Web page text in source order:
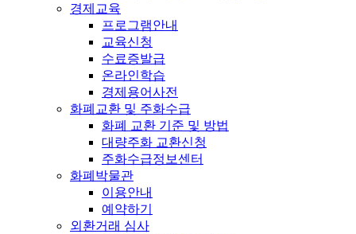
경제교육
프로그램안내
교육신청
수료증발급
온라인학습
경제용어사전
화폐교환 및 주화수급
화폐 교환 기준 및 방법
대량주화 교환신청
주화수급정보센터
화폐박물관
이용안내
예약하기
외환거래 심사